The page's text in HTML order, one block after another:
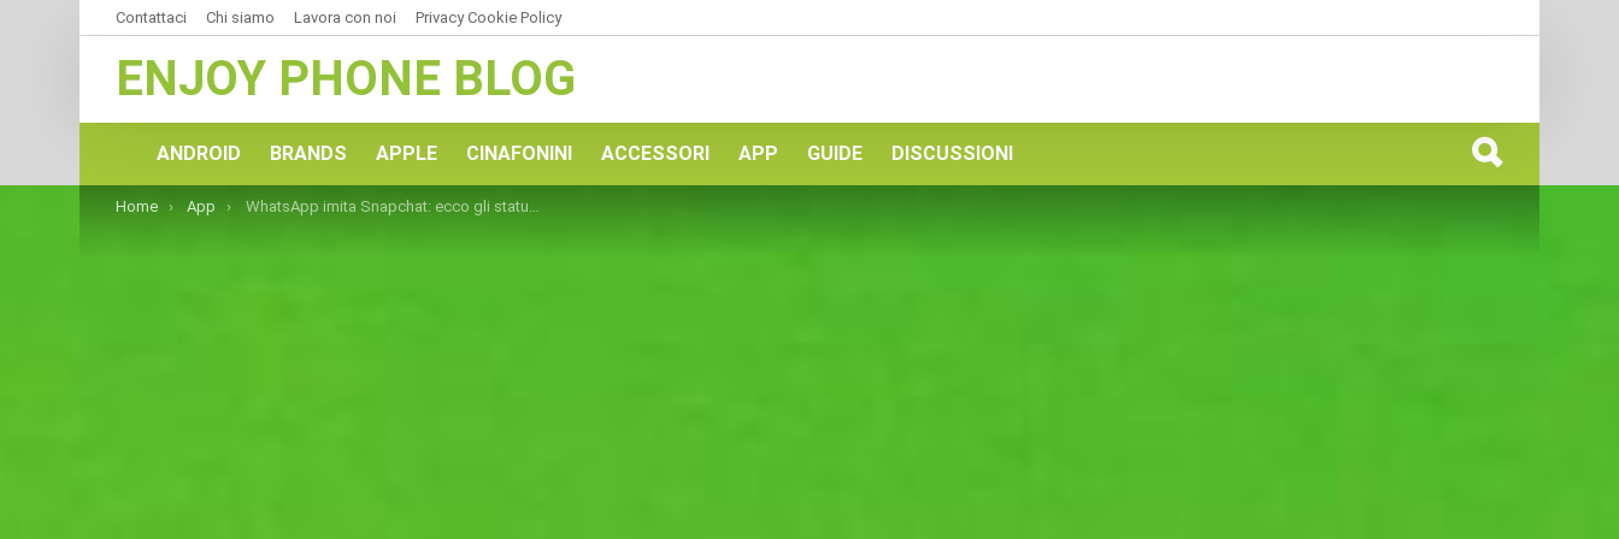
Contattaci Chi siamo Lavora con noi Privacy Cookie Policy
ENJOY PHONE BLOG
ANDROID BRANDS APPLE CINAFONINI ACCESSORI APP GUIDE DISCUSSIONI
You are here:
Home App WhatsApp imita Snapchat: ecco gli status multimediali